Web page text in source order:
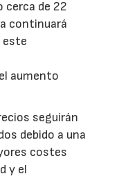
cerca de 22
continuará
este
aumento
seguirán
debido a una
costes
y el